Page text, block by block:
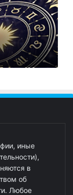
иные
в
об
Любое